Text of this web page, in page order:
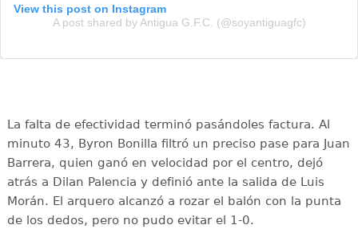
View this post on Instagram
A post shared by Antigua G.F.C. (@soyantiguagfc)
La falta de efectividad terminó pasándoles factura. Al
minuto 43, Byron Bonilla filtró un preciso pase para Juan
Barrera, quien ganó en velocidad por el centro, dejó
atrás a Dilan Palencia y definió ante la salida de Luis
Morán. El arquero alcanzó a rozar el balón con la punta
de los dedos, pero no pudo evitar el 1-0.